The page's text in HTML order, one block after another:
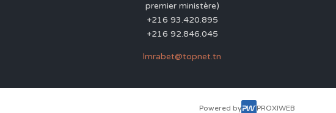
premier ministère)
+216 93.420.895
+216 92.846.045
lmrabet@topnet.tn
Powered by PROXIWEB